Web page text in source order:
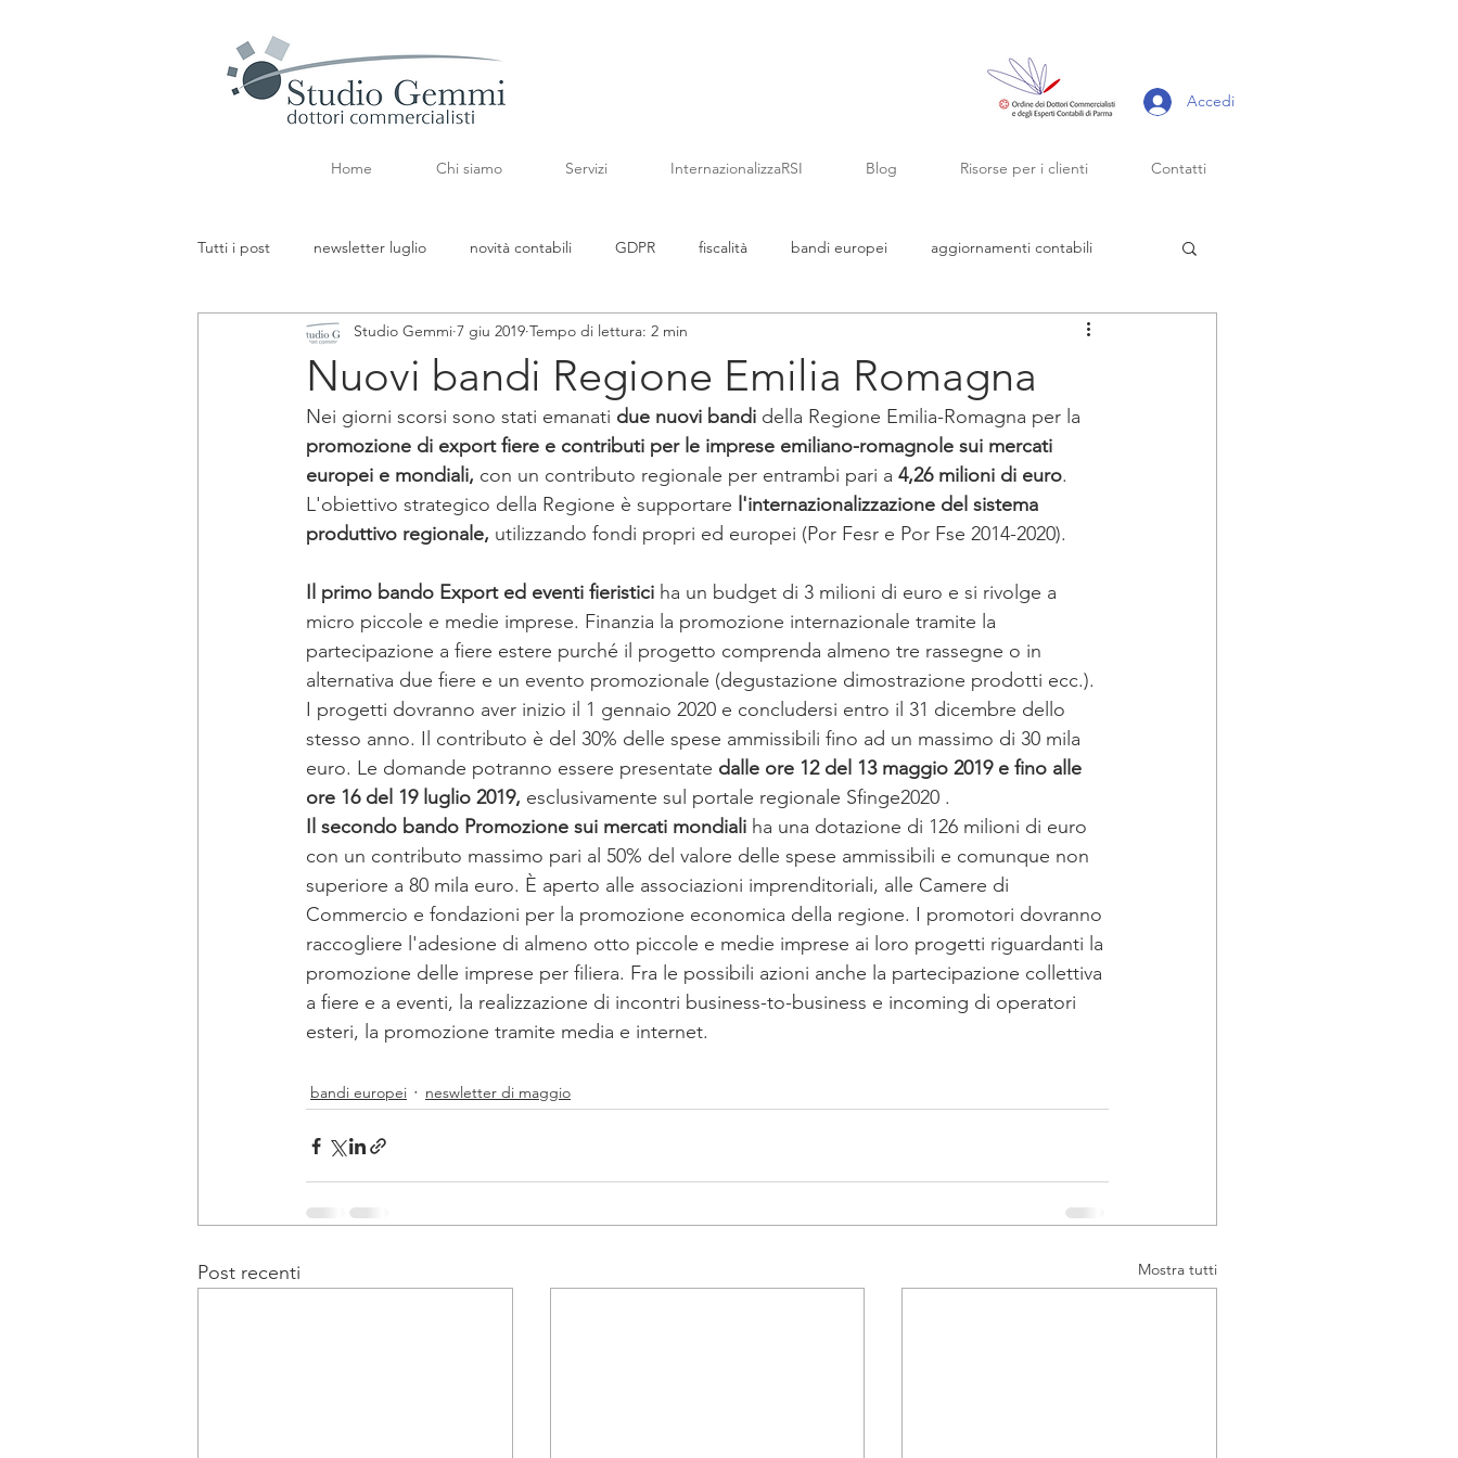
Accedi
Home Chi siamo Servizi InternazionalizzaRSI Blog Risorse per i clienti Contatti
Tutti i post newsletter luglio novità contabili GDPR fiscalità bandi europei aggiornamenti contabili
aggiornamenti tributari aggiornamenti legislativi Fattura Elettronica scadenze fiscali
newsletter marzo fk PMI newsletter aprile codice crisi di impresa contributi forfettari
DICHIARAZIONE DEI REDDITI neswletter di maggio newsletter giugno DECRETO CRESCITA 2019
newsletter ottobre bandi Emilia Romagna Covid newsletter agosto newsletter settembre
Nuovi bandi Regione Emilia Romagna
Studio Gemmi 7 giu 2019 Tempo di lettura: 2 min
Nei giorni scorsi sono stati emanati due nuovi bandi della Regione Emilia-Romagna per la
promozione di export fiere e contributi per le imprese emiliano-romagnole sui mercati
europei e mondiali, con un contributo regionale per entrambi pari a 4,26 milioni di euro.
L'obiettivo strategico della Regione è supportare l'internazionalizzazione del sistema
produttivo regionale, utilizzando fondi propri ed europei (Por Fesr e Por Fse 2014-2020).
Il primo bando Export ed eventi fieristici ha un budget di 3 milioni di euro e si rivolge a
micro piccole e medie imprese. Finanzia la promozione internazionale tramite la
partecipazione a fiere estere purché il progetto comprenda almeno tre rassegne o in
alternativa due fiere e un evento promozionale (degustazione dimostrazione prodotti ecc.).
I progetti dovranno aver inizio il 1 gennaio 2020 e concludersi entro il 31 dicembre dello
stesso anno. Il contributo è del 30% delle spese ammissibili fino ad un massimo di 30 mila
euro. Le domande potranno essere presentate dalle ore 12 del 13 maggio 2019 e fino alle
ore 16 del 19 luglio 2019, esclusivamente sul portale regionale Sfinge2020 .
Il secondo bando Promozione sui mercati mondiali ha una dotazione di 126 milioni di euro
con un contributo massimo pari al 50% del valore delle spese ammissibili e comunque non
superiore a 80 mila euro. È aperto alle associazioni imprenditoriali, alle Camere di
Commercio e fondazioni per la promozione economica della regione. I promotori dovranno
raccogliere l'adesione di almeno otto piccole e medie imprese ai loro progetti riguardanti la
promozione delle imprese per filiera. Fra le possibili azioni anche la partecipazione collettiva
a fiere e a eventi, la realizzazione di incontri business-to-business e incoming di operatori
esteri, la promozione tramite media e internet.
bandi europei neswletter di maggio
Post recenti Mostra tutti